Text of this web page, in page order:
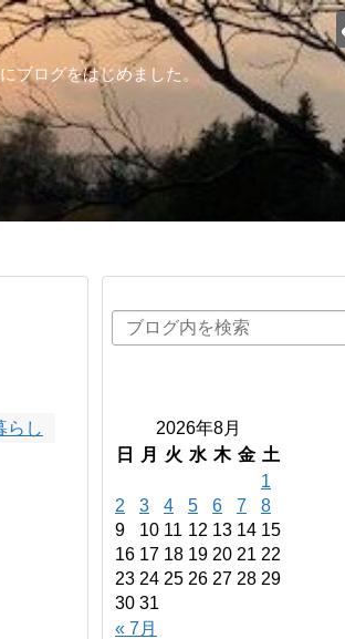
ブログをはじめました。
らし
2026年8月
日
月 火 水 木 金 土
« 7月
1
2
3 4 5 6 7
8
9
10 11 12 13 14 15
16 17 18 19 20 21 22
23 24 25 26 27 28 29
30 31